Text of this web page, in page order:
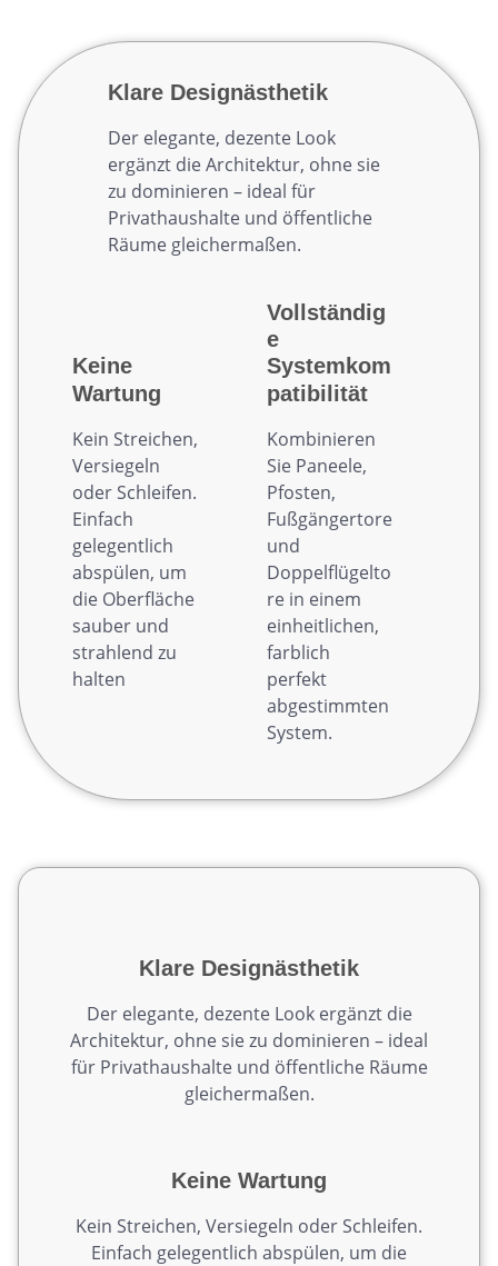
Klare Designästhetik
Der elegante, dezente Look
ergänzt die Architektur, ohne sie
zu dominieren – ideal für
Privathaushalte und öffentliche
Räume gleichermaßen.
Keine
Wartung
Kein Streichen,
Versiegeln
oder Schleifen.
Einfach
gelegentlich
abspülen, um
die Oberfläche
sauber und
strahlend zu
halten
Vollständig
e
Systemkom
patibilität
Kombinieren
Sie Paneele,
Pfosten,
Fußgängertore
und
Doppelflügelto
re in einem
einheitlichen,
farblich
perfekt
abgestimmten
System.
Klare Designästhetik
Der elegante, dezente Look ergänzt die
Architektur, ohne sie zu dominieren – ideal
für Privathaushalte und öffentliche Räume
gleichermaßen.
Keine Wartung
Kein Streichen, Versiegeln oder Schleifen.
Einfach gelegentlich abspülen, um die